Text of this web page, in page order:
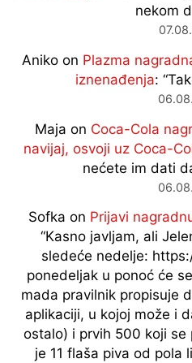
nekom
Anikoon Plazma
iznenađenja: “
Maja on Coca-Cola
navijaj, osvoji uz Coca-
nećete im dati
Sofka on Prijavi
“Kasno javljam, ali
sledeće nedelje:
ponedeljak u ponoć će
mada pravilnik propisuje
aplikaciji, u kojoj može i
ostalo) i prvih 500 koji
je 11 flaša piva od pola